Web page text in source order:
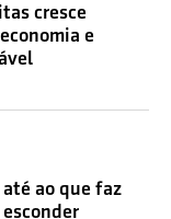
cresce
e
ao que faz